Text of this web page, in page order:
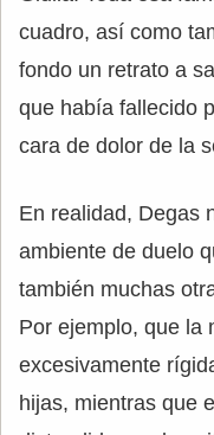
cuadro, así como
fondo un retrato a
que había fallecido
cara de dolor de la
En realidad, Degas
ambiente de duelo
también muchas
Por ejemplo, que la
excesivamente
hijas, mientras que